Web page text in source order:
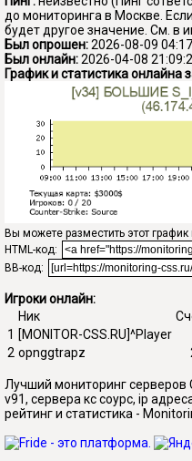
до мониторинга в Москве.
будет другое значение. См. в
Был опрошен:2026-08-09
Был онлайн:2026-04-08
График и статистика онлайна
Вы можете разместить этот
HTML-код:
BB-код:
Игроки онлайн:
Ник
1 [MONITOR-CSS.RU]^Player
2 opnggtrapz
Лучший мониторинг серверов
v91, сервера кс соурс, ip
рейтинг и статистика -